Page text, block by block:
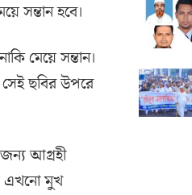
সন্তান হবে।
মেয়ে সন্তান।
ছবির উপরে
আগ্রহী
এখনো মুখ